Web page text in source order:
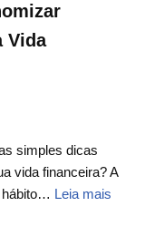
Vida
simples dicas
vida financeira? A
hábito… Leia mais